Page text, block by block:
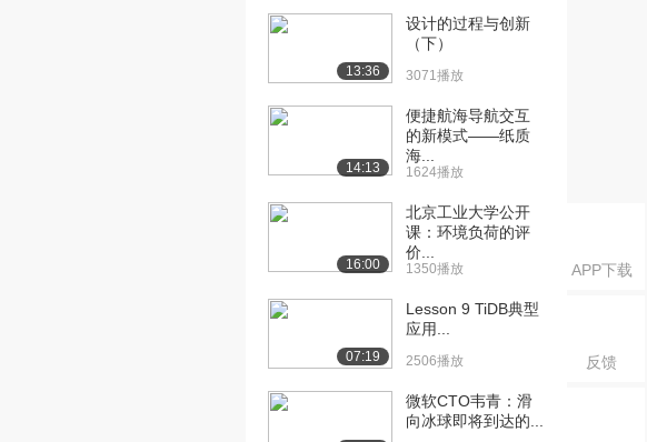
APP下载
反馈
967播放
[19] day02综合案例介绍
1361播放
[20] 02-列表的应用场景 03:05
1514播放
[22] 05-自定义列表
[23] 10-表格的结构标签 06:30
765播放
13:36
设计的过程与创新
（下）
3071播放
14:13
便捷航海导航交互
的新模式——纸质
海...
1624播放
16:00
北京工业大学公开
课：环境负荷的评
价...
1350播放
07:19
Lesson 9 TiDB典型
应用...
2506播放
微软CTO韦青：滑
向冰球即将到达的...